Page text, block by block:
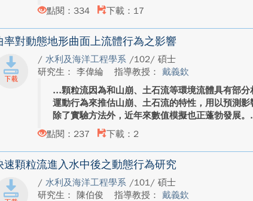
點閱：334
下載：17
率對動態地形曲面上流體行為之影響
/水利及海洋工程學系 /102/ 碩士
研究生： 李偉綸
指導教授：戴義欽
顆粒流因為和山崩、土石流等環境流體具有部
運動行為來推估山崩、土石流的特性，用以預測
除了實驗方法外，近年來數值模擬也正蓬勃發展。
點閱：237
下載：2
速顆粒流進入水中後之動態行為研究
/水利及海洋工程學系 /101/ 碩士
研究生： 陳伯俊
指導教授：戴義欽